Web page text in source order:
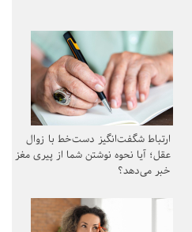
ارتباط شگفت‌انگیز دست‌خط با زوال
عقل؛ آیا نحوه نوشتن شما از پیری مغز
خبر می‌دهد؟